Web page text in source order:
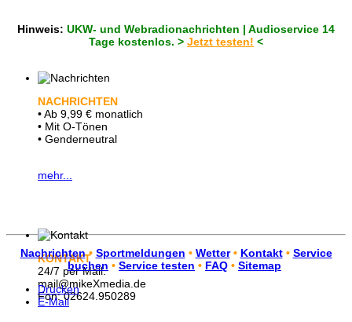
Hinweis: UKW- und Webradionachrichten | Audioservice 14
Tage kostenlos. > Jetzt testen! <
NACHRICHTEN
• Ab 9,99 € monatlich
• Mit O-Tönen
• Genderneutral
mehr...
KONTAKT
24/7 per Mail.
mail@mikeXmedia.de
Fon: 02624.950289
Nachrichten• Sportmeldungen • Wetter• Kontakt • Service
buchen • Service testen • FAQ • Sitemap
Drucken
E-Mail